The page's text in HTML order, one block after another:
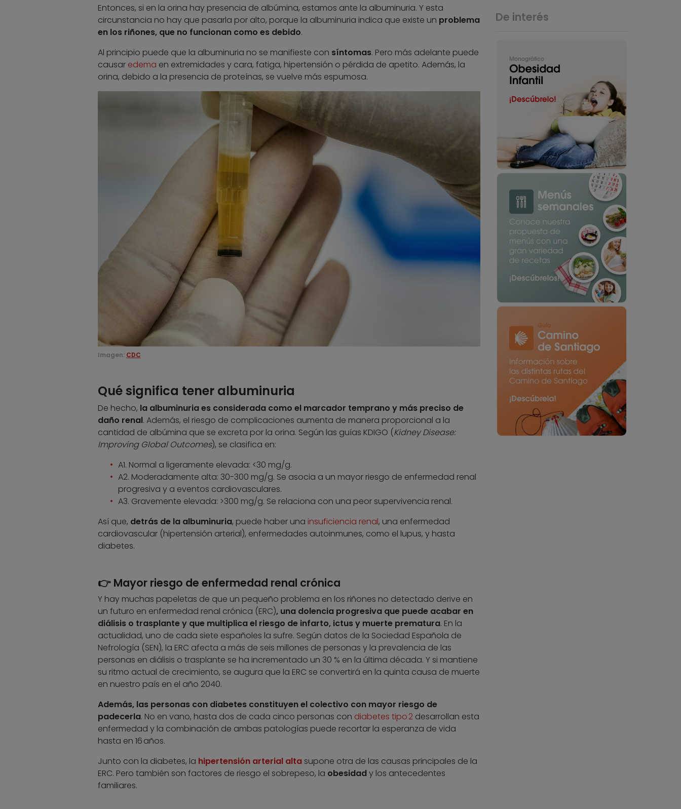
Entonces, si en la orina hay presencia de albúmina, estamos ante la albuminuria. Y esta
circunstancia no hay que pasarla por alto, porque la albuminuria indica que existe un problema
en los riñones, que no funcionan como es debido.
Al principio puede que la albuminuria no se manifieste con síntomas. Pero más adelante puede
causar edema en extremidades y cara, fatiga, hipertensión o pérdida de apetito. Además, la
orina, debido a la presencia de proteínas, se vuelve más espumosa.
Imagen: CDC
Qué significa tener albuminuria
De hecho, la albuminuria es considerada como el marcador temprano y más preciso de
daño renal. Además, el riesgo de complicaciones aumenta de manera proporcional a la
cantidad de albúmina que se excreta por la orina. Según las guías KDIGO (Kidney Disease:
Improving Global Outcomes), se clasifica en:
A1. Normal a ligeramente elevada: <30 mg/g.
A2. Moderadamente alta: 30-300 mg/g. Se asocia a un mayor riesgo de enfermedad renal
progresiva y a eventos cardiovasculares.
A3. Gravemente elevada: >300 mg/g. Se relaciona con una peor supervivencia renal.
Así que, detrás de la albuminuria, puede haber una insuficiencia renal, una enfermedad
cardiovascular (hipertensión arterial), enfermedades autoinmunes, como el lupus, y hasta
diabetes.
👉 Mayor riesgo de enfermedad renal crónica
Y hay muchas papeletas de que un pequeño problema en los riñones no detectado derive en
un futuro en enfermedad renal crónica (ERC), una dolencia progresiva que puede acabar en
diálisis o trasplante y que multiplica el riesgo de infarto, ictus y muerte prematura. En la
actualidad, uno de cada siete españoles la sufre. Según datos de la Sociedad Española de
Nefrología (SEN), la ERC afecta a más de seis millones de personas y la prevalencia de las
personas en diálisis o trasplante se ha incrementado un 30 % en la última década. Y si mantiene
su ritmo actual de crecimiento, se augura que la ERC se convertirá en la quinta causa de muerte
en nuestro país en el año 2040.
Además, las personas con diabetes constituyen el colectivo con mayor riesgo de
padecerla. No en vano, hasta dos de cada cinco personas con diabetes tipo 2desarrollan esta
enfermedad y la combinación de ambas patologías puede recortar la esperanza de vida
hasta en 16 años.
Junto con la diabetes, la hipertensión arterial altasupone otra de las causas principales de la
ERC. Pero también son factores de riesgo el sobrepeso, la obesidady los antecedentes
familiares.
De interés